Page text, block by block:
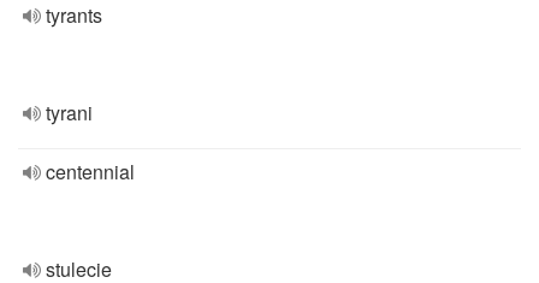
tyrants
tyrani
centennial
stulecie